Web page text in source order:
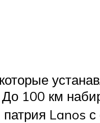
100 км
Lanos